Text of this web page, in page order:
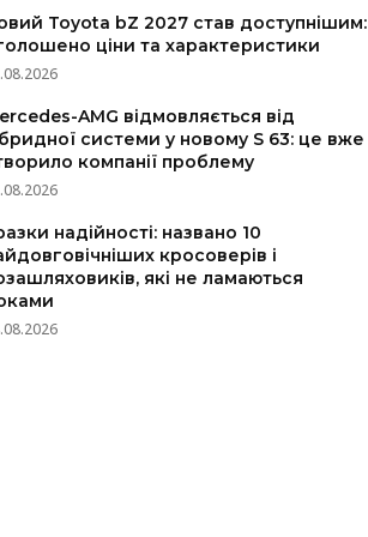
Toyota bZ 2027 став доступнішим:
ціни та характеристики
AMG відмовляється від
системи у новому S 63: це вже
компанії проблему
надійності: названо 10
кросоверів і
які не ламаються